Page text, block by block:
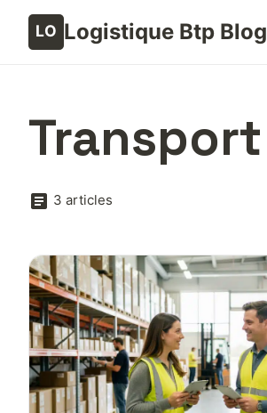
Logistique Btp Blog
Transport
3 articles